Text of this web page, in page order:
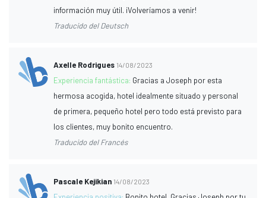
información muy útil. ¡Volveríamos a venir!
Traducido del Deutsch
Axelle Rodrigues 14/08/2023
Experiencia fantástica: Gracias a Joseph por esta
hermosa acogida, hotel idealmente situado y personal
de primera, pequeño hotel pero todo está previsto para
los clientes, muy bonito encuentro.
Traducido del Francés
Pascale Kejikian 14/08/2023